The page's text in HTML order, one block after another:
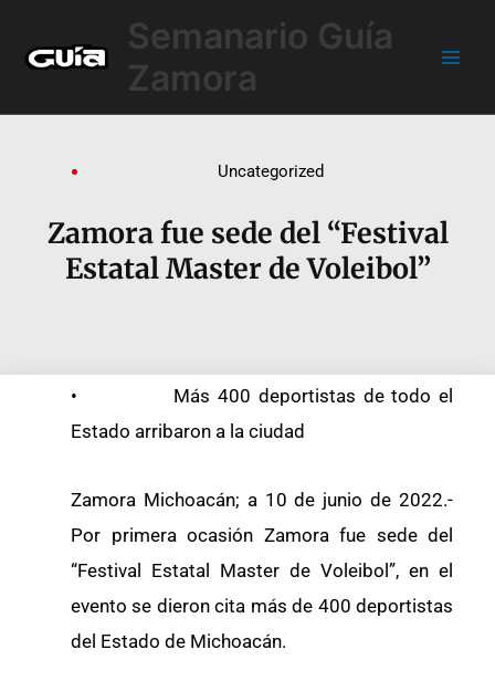
contenido
Semanario Guía
Zamora
Uncategorized
Zamora fue sede del “Festival
Estatal Master de Voleibol”
• Más 400 deportistas de todo el
Estado arribaron a la ciudad
Zamora Michoacán; a 10 de junio de 2022.-
Por primera ocasión Zamora fue sede del
“Festival Estatal Master de Voleibol”, en el
evento se dieron cita más de 400 deportistas
del Estado de Michoacán.